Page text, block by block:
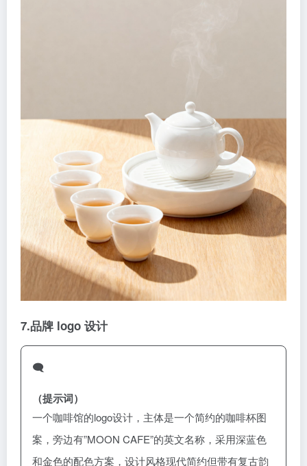
7.品牌 logo 设计
🗨️
（提示词）
一个咖啡馆的logo设计，主体是一个简约的咖啡杯图
案，旁边有”MOON CAFE”的英文名称，采用深蓝色
和金色的配色方案，设计风格现代简约但带有复古韵